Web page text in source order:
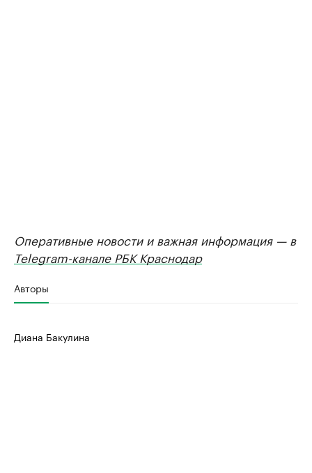
Оперативные новости и важная информация — в
Telegram-канале РБК Краснодар
Авторы
Диана Бакулина